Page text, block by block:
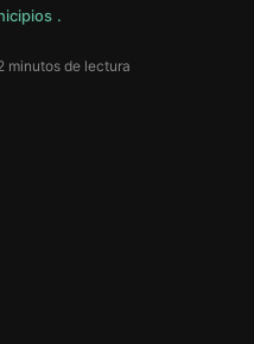
minutos de lectura